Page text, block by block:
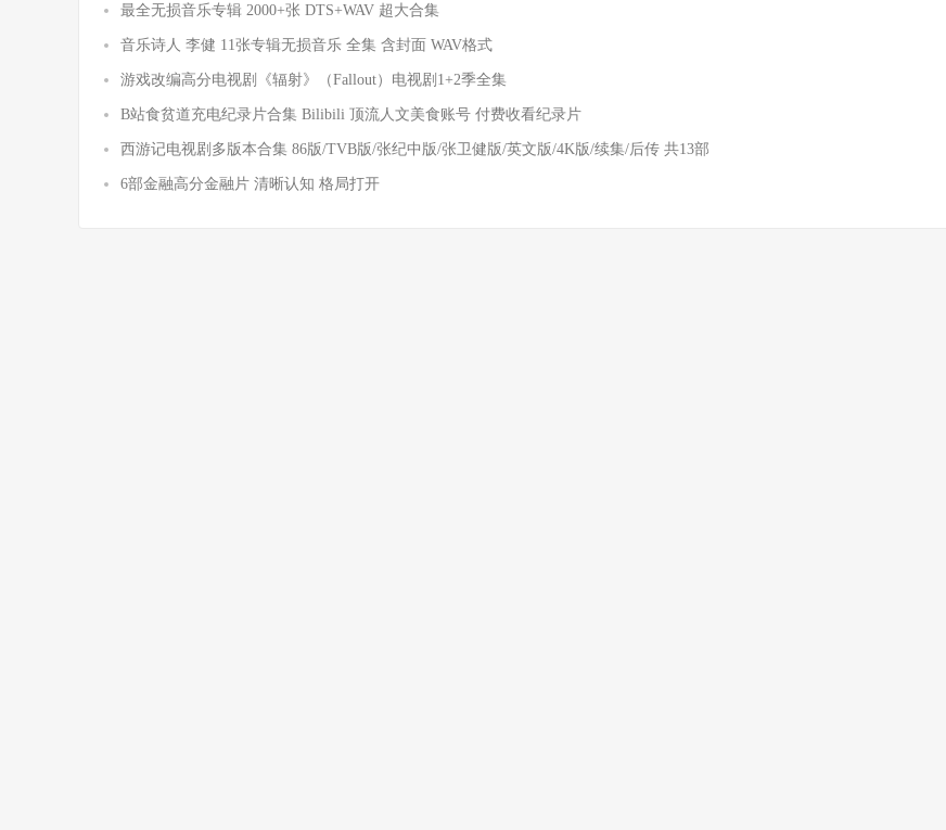
最全无损音乐专辑 2000+张 DTS+WAV 超大合集
音乐诗人 李健 11张专辑无损音乐 全集 含封面 WAV格式
游戏改编高分电视剧《辐射》（Fallout）电视剧1+2季全集
B站食贫道充电纪录片合集 Bilibili 顶流人文美食账号 付费收看纪录片
西游记电视剧多版本合集 86版/TVB版/张纪中版/张卫健版/英文版/4K版/续集/后传 共13部
6部金融高分金融片 清晰认知 格局打开